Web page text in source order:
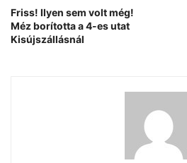
Friss! Ilyen sem volt még!
Méz borította a 4-es utat
Kisújszállásnál